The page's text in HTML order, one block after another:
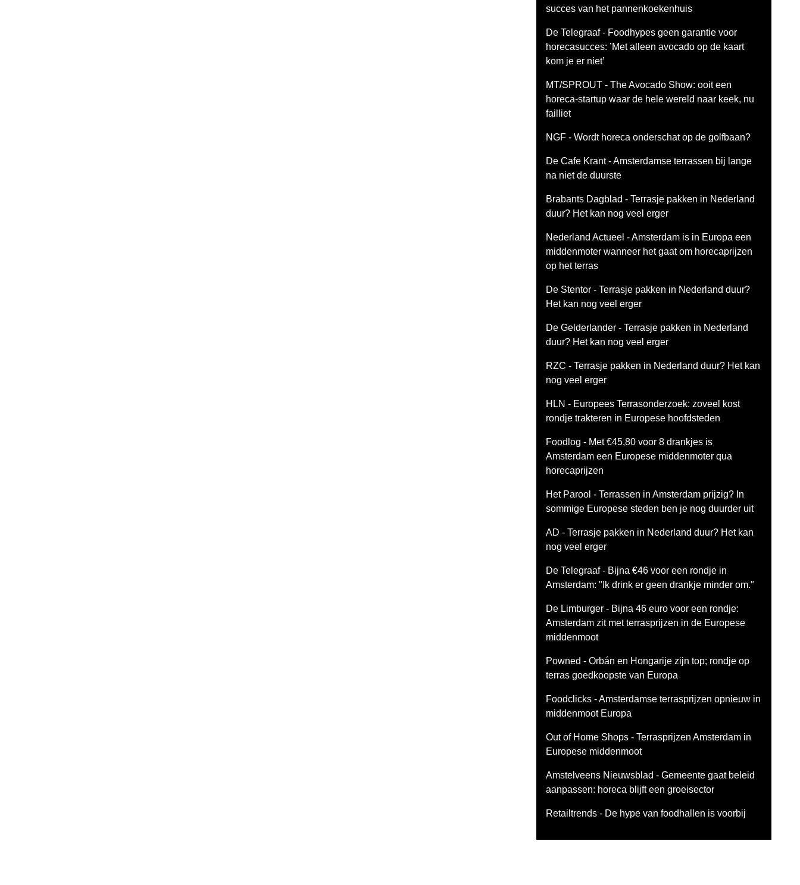
succes van het pannenkoekenhuis
De Telegraaf - Foodhypes geen garantie voor
horecasucces: ’Met alleen avocado op de kaart
kom je er niet’
MT/SPROUT - The Avocado Show: ooit een
horeca-startup waar de hele wereld naar keek, nu
failliet
NGF - Wordt horeca onderschat op de golfbaan?
De Cafe Krant - Amsterdamse terrassen bij lange
na niet de duurste
Brabants Dagblad - Terrasje pakken in Nederland
duur? Het kan nog veel erger
Nederland Actueel - Amsterdam is in Europa een
middenmoter wanneer het gaat om horecaprijzen
op het terras
De Stentor - Terrasje pakken in Nederland duur?
Het kan nog veel erger
De Gelderlander - Terrasje pakken in Nederland
duur? Het kan nog veel erger
RZC - Terrasje pakken in Nederland duur? Het kan
nog veel erger
HLN - Europees Terrasonderzoek: zoveel kost
rondje trakteren in Europese hoofdsteden
Foodlog - Met €45,80 voor 8 drankjes is
Amsterdam een Europese middenmoter qua
horecaprijzen
Het Parool - Terrassen in Amsterdam prijzig? In
sommige Europese steden ben je nog duurder uit
AD - Terrasje pakken in Nederland duur? Het kan
nog veel erger
De Telegraaf - Bijna €46 voor een rondje in
Amsterdam: "Ik drink er geen drankje minder om."
De Limburger - Bijna 46 euro voor een rondje:
Amsterdam zit met terrasprijzen in de Europese
middenmoot
Powned - Orbán en Hongarije zijn top; rondje op
terras goedkoopste van Europa
Foodclicks - Amsterdamse terrasprijzen opnieuw in
middenmoot Europa
Out of Home Shops - Terrasprijzen Amsterdam in
Europese middenmoot
Amstelveens Nieuwsblad - Gemeente gaat beleid
aanpassen: horeca blijft een groeisector
Retailtrends - De hype van foodhallen is voorbij